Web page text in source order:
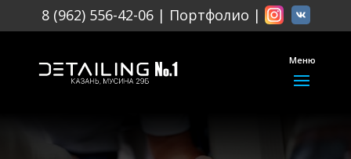
8 (962) 556-42-06 | Портфолио |
Меню